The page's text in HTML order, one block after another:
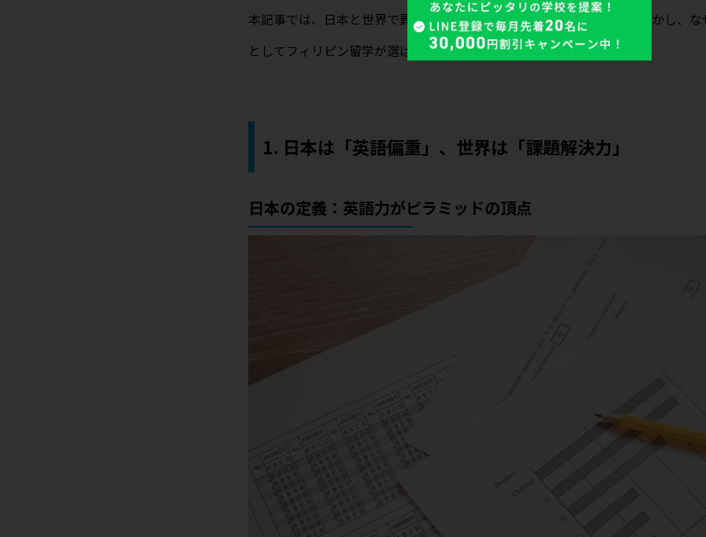
本記事では、日本と世界で異なる「求められるスキル」の正体を解き明かし、
としてフィリピン留学が選ばれているのか、その理由を解説します。
1. 日本は「英語偏重」、世界は「課題解決力」
日本の定義：英語力がピラミッドの頂点